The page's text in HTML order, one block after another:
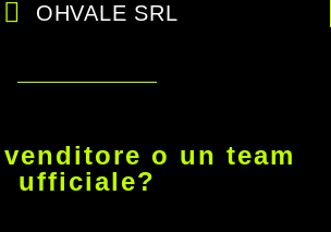
OHVALE SRL
o un team
ufficiale?